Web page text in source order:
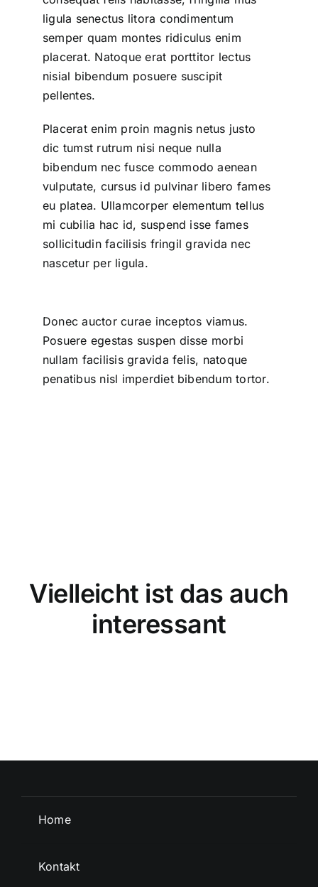
ligula senectus litora condimentum
semper quam montes ridiculus enim
placerat. Natoque erat porttitor lectus
nisial bibendum posuere suscipit
pellentes.
Placerat enim proin magnis netus justo
dic tumst rutrum nisi neque nulla
bibendum nec fusce commodo aenean
vulputate, cursus id pulvinar libero fames
eu platea. Ullamcorper elementum tellus
mi cubilia hac id, suspend isse fames
sollicitudin facilisis fringil gravida nec
nascetur per ligula.
Donec auctor curae inceptos viamus.
Posuere egestas suspen disse morbi
nullam facilisis gravida felis, natoque
penatibus nisl imperdiet bibendum tortor.
Vielleicht ist das auch
interessant
Home
Kontakt